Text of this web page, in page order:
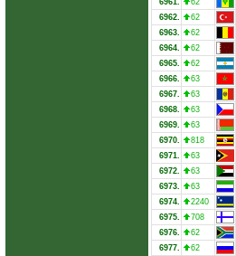
6961. 62
6962. 62
6963. 62
6964. 62
6965. 62
6966. 63
6967. 63
6968. 63
6969. 63
6970. 818
6971. 63
6972. 63
6973. 63
6974. 2240
6975. 708
6976. 62
6977. 62